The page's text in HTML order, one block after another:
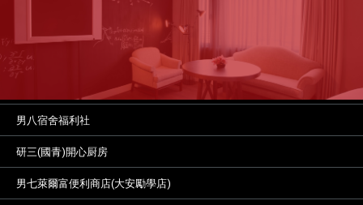
男八宿舍福利社
研三(國青)開心厨房
男七萊爾富便利商店(大安勵學店)